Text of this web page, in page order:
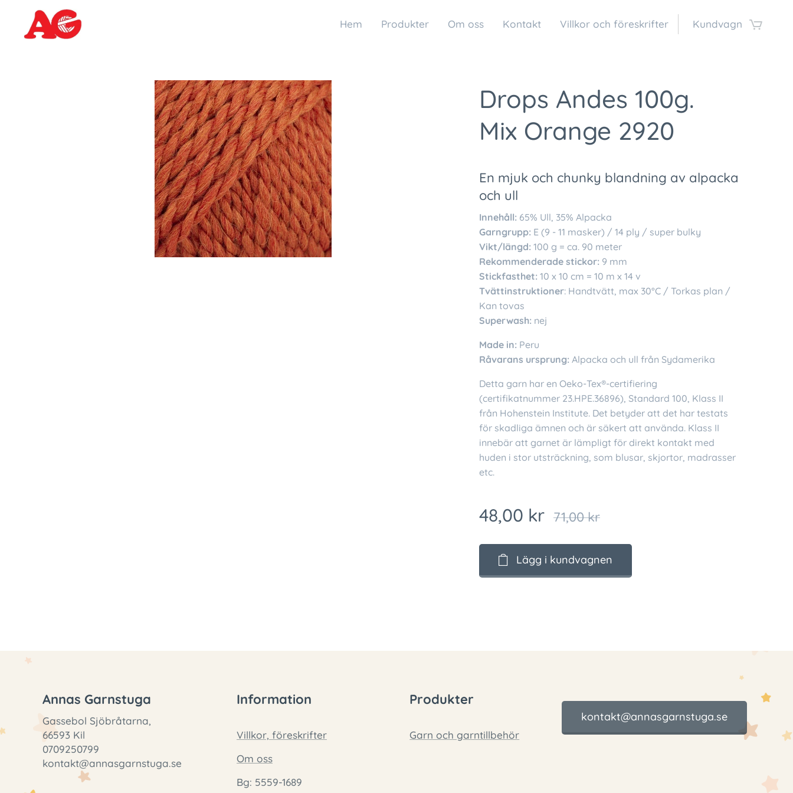
Hem Produkter Om oss Kontakt Villkor och föreskrifter Kundvagn
Drops Andes 100g.
Mix Orange 2920
En mjuk och chunky blandning av alpacka
och ull
Innehåll: 65% Ull, 35% Alpacka
Garngrupp: E (9 - 11 masker) / 14 ply / super bulky
Vikt/längd: 100 g = ca. 90 meter
Rekommenderade stickor: 9 mm
Stickfasthet: 10 x 10 cm = 10 m x 14 v
Tvättinstruktioner: Handtvätt, max 30°C / Torkas plan /
Kan tovas
Superwash: nej
Made in: Peru
Råvarans ursprung: Alpacka och ull från Sydamerika
Detta garn har en Oeko-Tex®-certifiering
(certifikatnummer 23.HPE.36896), Standard 100, Klass II
från Hohenstein Institute. Det betyder att det har testats
för skadliga ämnen och är säkert att använda. Klass II
innebär att garnet är lämpligt för direkt kontakt med
huden i stor utsträckning, som blusar, skjortor, madrasser
etc.
48,00 kr 71,00kr
Lägg i kundvagnen
Annas Garnstuga
Gassebol Sjöbråtarna,
66593 Kil
0709250799
kontakt@annasgarnstuga.se
Information
Villkor, föreskrifter
Om oss
Bg: 5559-1689
Produkter
Garn och garntillbehör
kontakt@annasgarnstuga.se